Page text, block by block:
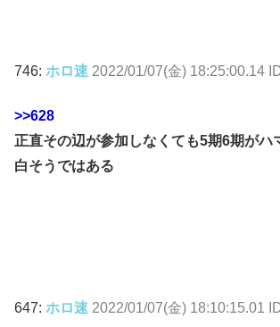
746: ホロ速 2022/01/07(金) 18:25:00.14
>>628
正直その辺が参加しなくても5期6期がハ
白そうではある
647: ホロ速 2022/01/07(金) 18:10:15.01